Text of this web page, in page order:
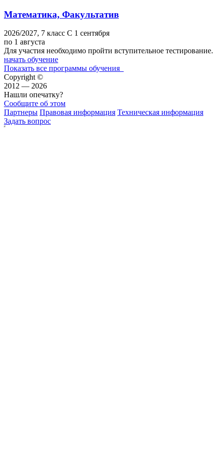
Математика, Факультатив
2026/2027, 7 класс C 1 сентября
по 1 августа
Для участия необходимо пройти вступительное тестирование.
начать обучение
Показать все программы обучения
Copyright ©
2012 — 2026
Нашли опечатку?
Сообщите об этом
Партнеры Правовая информация Техническая информация
Задать вопрос